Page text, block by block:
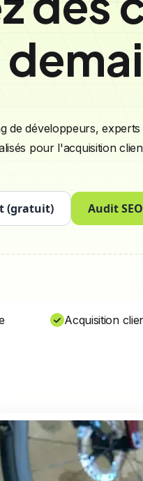
de développeurs,
pour l'acquisition
(gratuit) Audit
Acquisition